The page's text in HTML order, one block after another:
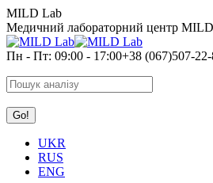
Skip
to
content
MILD Lab
Медичний лабораторний центр
Пн - Пт: 09:00 - 17:00+38 (067)507-22-
Search:
UKR
RUS
ENG